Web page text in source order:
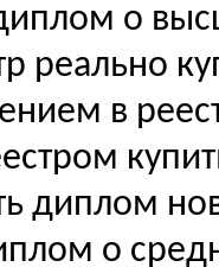
о
реально
в
диплом
о